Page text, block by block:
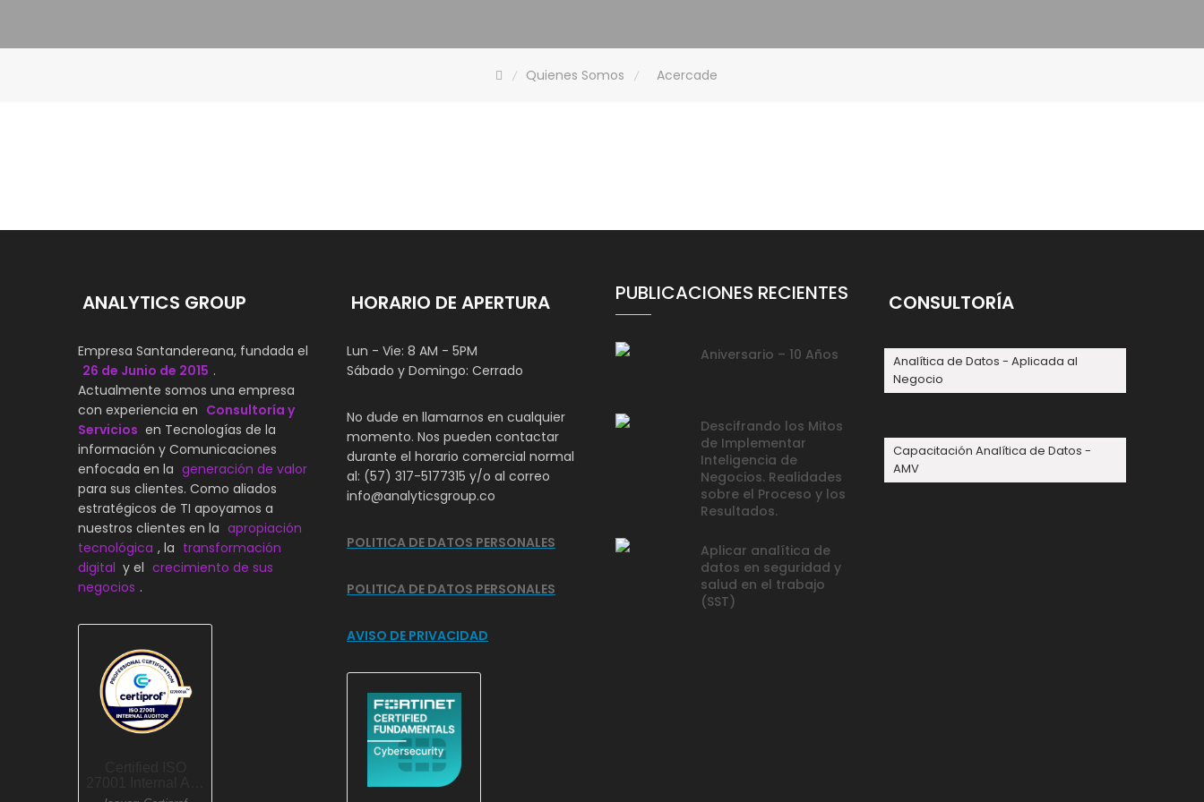
Quienes Somos Acercade
ANALYTICS GROUP
Empresa Santandereana, fundada el
26 de Junio de 2015 .
Actualmente somos una empresa
con experiencia en Consultoría y
Servicios en Tecnologías de la
información y Comunicaciones
enfocada en la generación de valor
para sus clientes. Como aliados
estratégicos de TI apoyamos a
nuestros clientes en la apropiación
tecnológica , la transformación
digital y el crecimiento de sus
negocios .
HORARIO DE APERTURA
Lun - Vie: 8 AM - 5PM
Sábado y Domingo: Cerrado
No dude en llamarnos en cualquier
momento. Nos pueden contactar
durante el horario comercial normal
al: (57) 317-5177315 y/o al correo
info@analyticsgroup.co
POLITICA DE DATOS PERSONALES
POLITICA DE DATOS PERSONALES
AVISO DE PRIVACIDAD
PUBLICACIONES RECIENTES
Aniversario – 10 Años
Descifrando los Mitos
de Implementar
Inteligencia de
Negocios. Realidades
sobre el Proceso y los
Resultados.
Aplicar analítica de
datos en seguridad y
salud en el trabajo
(SST)
CONSULTORÍA
Analítica de Datos - Aplicada al
Negocio
Capacitación Analítica de Datos -
AMV